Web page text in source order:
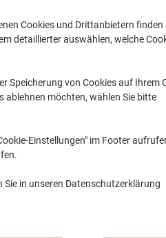
4,69 €
Ab 40 Stück
5,58 € inkl. USt
1-19Stück 5,19 €
Aktuell verfügbar Lieferung 2-3 Werktage
In
Cookies und Drittanbietern finden
detaillierter auswählen, welche
Speicherung von Cookies auf Ihrem
ablehnen möchten, wählen Sie bitte
Einstellungen" im Footer
in unseren Datenschutzerklärung